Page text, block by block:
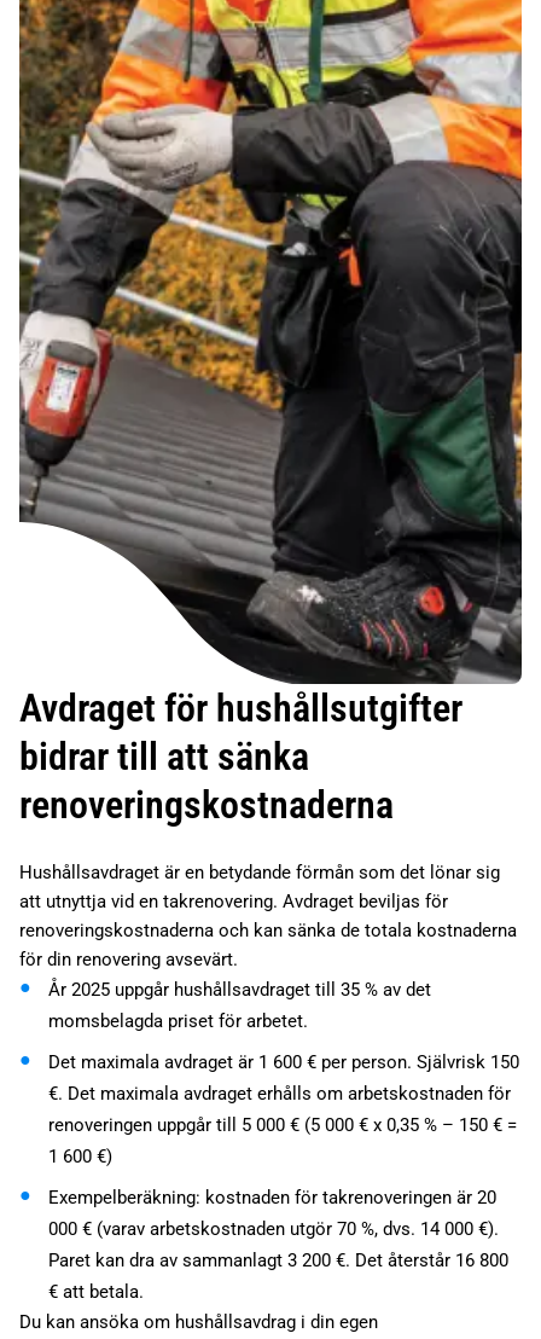
Avdraget för hushållsutgifter
bidrar till att sänka
renoveringskostnaderna
Hushållsavdraget är en betydande förmån som det lönar sig
att utnyttja vid en takrenovering. Avdraget beviljas för
renoveringskostnaderna och kan sänka de totala kostnaderna
för din renovering avsevärt.
År 2025 uppgår hushållsavdraget till 35 % av det
momsbelagda priset för arbetet.
Det maximala avdraget är 1 600 € per person. Självrisk 150
€. Det maximala avdraget erhålls om arbetskostnaden för
renoveringen uppgår till 5 000 € (5 000 € x 0,35 % – 150 € =
1 600 €)
Exempelberäkning: kostnaden för takrenoveringen är 20
000 € (varav arbetskostnaden utgör 70 %, dvs. 14 000 €).
Paret kan dra av sammanlagt 3 200 €. Det återstår 16 800
€ att betala.
Du kan ansöka om hushållsavdrag i din egen